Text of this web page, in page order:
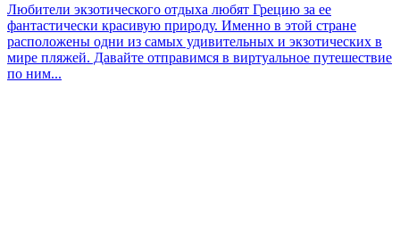
Любители экзотического отдыха любят Грецию за ее
фантастически красивую природу. Именно в этой стране
расположены одни из самых удивительных и экзотических в
мире пляжей. Давайте отправимся в виртуальное путешествие
по ним...